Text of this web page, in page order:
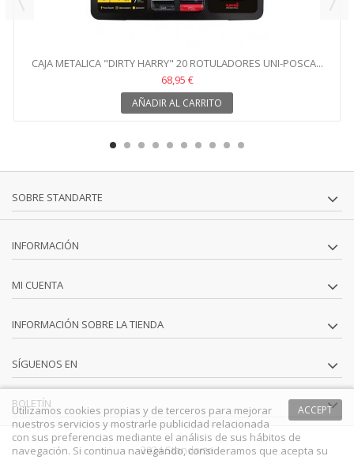
CAJA METALICA "DIRTY HARRY" 20 ROTULADORES UNI-POSCA...
68,95 €
AÑADIR AL CARRITO
SOBRE STANDARTE
INFORMACIÓN
MI CUENTA
INFORMACIÓN SOBRE LA TIENDA
SÍGUENOS EN
BOLETÍN
2024 Standarte
ACCEPT
Utilizamos cookies propias y de terceros para mejorar
nuestros servicios y mostrarle publicidad relacionada
con sus preferencias mediante el análisis de sus hábitos de
navegación. Si continua navegando, consideramos que acepta su